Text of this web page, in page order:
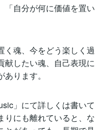
「自分が何に価値を置い
く魂、今をどう楽しく過
献したい魂、自己表現に
ります。
」にて詳しくは書いて
りにも離れていると、な